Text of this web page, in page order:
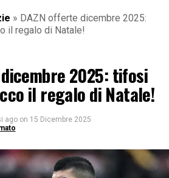
» DAZN offerte dicembre 2025:
il regalo di Natale!
2025: tifosi
il regalo di Natale!
ago on 15 Dicembre 2025